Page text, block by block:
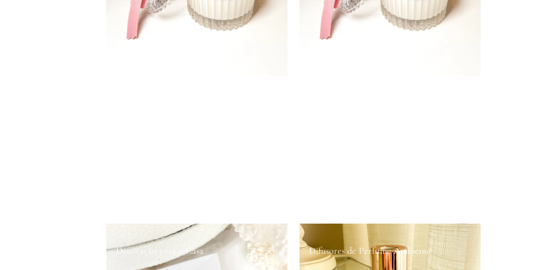
Decoração para a Casa Difusores de Perfume Ambiente